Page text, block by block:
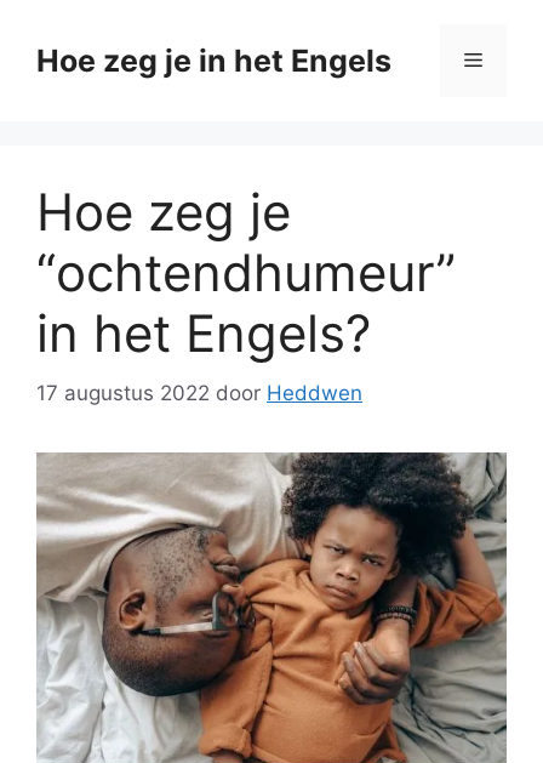
naarHoe zeg je in het Engels Menu
Hoe zeg je
“ochtendhumeur”
in het Engels?
17 augustus 2022 door Heddwen